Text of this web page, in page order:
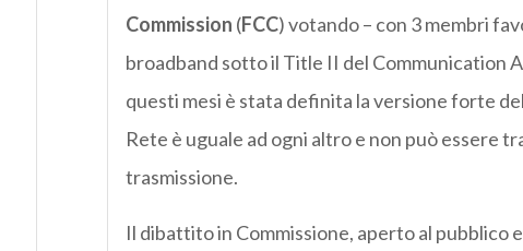
Commission (FCC) votando ­– con 3 membri
broadband sotto il Title II del Communication
questi mesi è stata definita la versione forte
Rete è uguale ad ogni altro e non può essere
trasmissione.
Il dibattito in Commissione, aperto al pubblico